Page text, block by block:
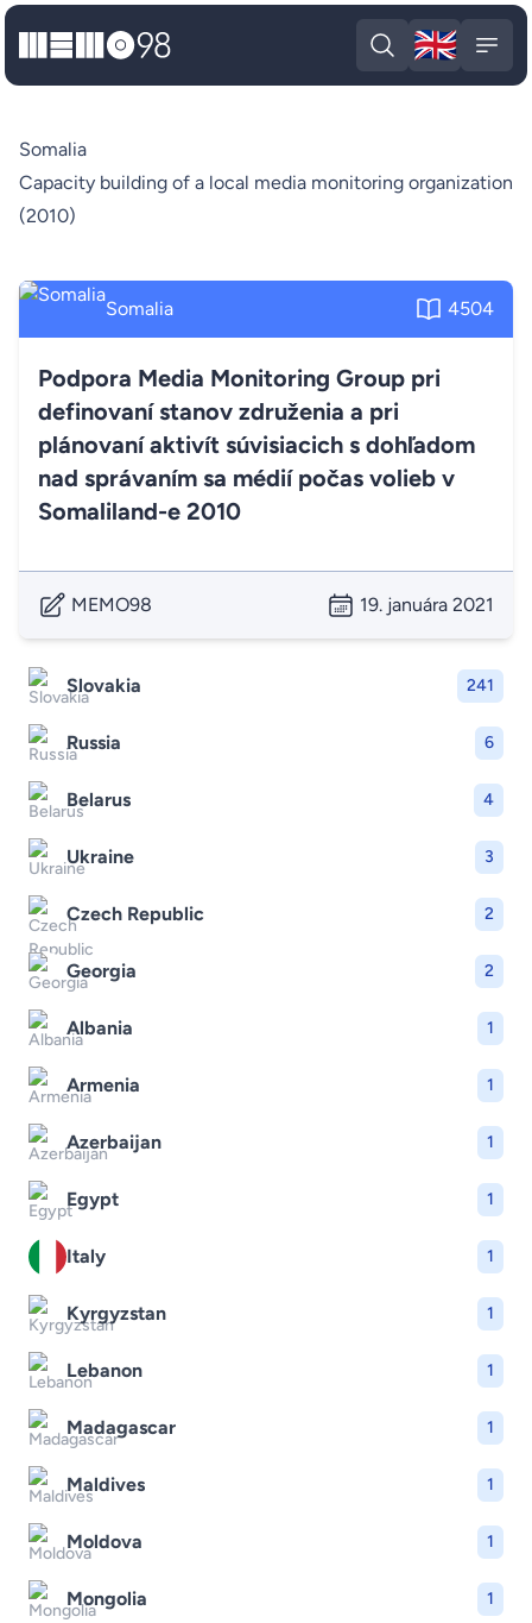
MEMO98
Open search
🇬🇧
Slovakia 241
Russia 6
Belarus 4
Ukraine 3
Czech Republic 2
Georgia 2
Albania 1
Armenia 1
Azerbaijan 1
Egypt 1
Italy 1
Kyrgyzstan 1
Lebanon 1
Madagascar 1
Maldives 1
Moldova 1
Mongolia 1
Somalia
Capacity building of a local media monitoring organization
(2010)
Somalia 4504
Podpora Media Monitoring Group pri
definovaní stanov združenia a pri
plánovaní aktivít súvisiacich s dohľadom
nad správaním sa médií počas volieb v
Somaliland-e 2010
MEMO98 19. januára 2021